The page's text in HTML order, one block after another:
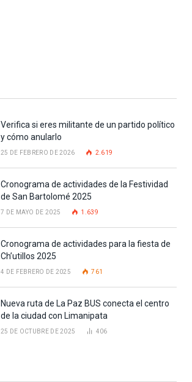
Verifica si eres militante de un partido político
y cómo anularlo
25 DE FEBRERO DE 2026 2.619
Cronograma de actividades de la Festividad
de San Bartolomé 2025
7 DE MAYO DE 2025 1.639
Cronograma de actividades para la fiesta de
Ch’utillos 2025
4 DE FEBRERO DE 2025 761
Nueva ruta de La Paz BUS conecta el centro
de la ciudad con Limanipata
25 DE OCTUBRE DE 2025 406